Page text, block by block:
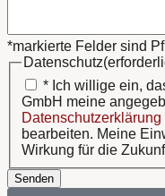
*markierte Felder sind
Datenschutz
* Ich willige ein,
GmbH meine
Datenschutzerklärung
bearbeiten. Meine
Wirkung für die
Senden